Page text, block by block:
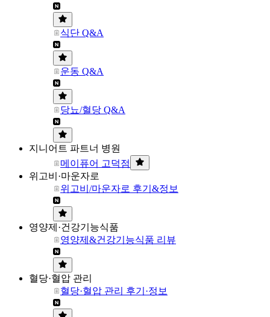
식단 Q&A
운동 Q&A
당뇨/혈당 Q&A
지니어트 파트너 병원
메이퓨어 고덕점
위고비·마운자로
위고비/마운자로 후기&정보
영양제·건강기능식품
영양제&건강기능식품 리뷰
혈당·혈압 관리
혈당·혈압 관리 후기·정보